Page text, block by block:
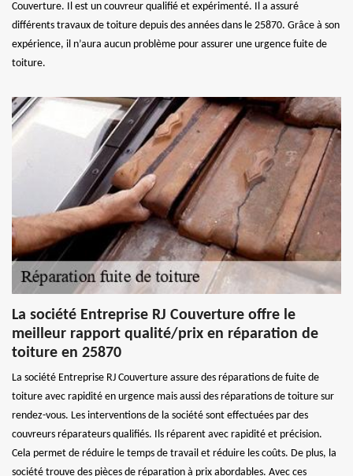
Couverture. Il est un couvreur qualifié et expérimenté. Il a assuré
différents travaux de toiture depuis des années dans le 25870. Grâce à son
expérience, il n’aura aucun problème pour assurer une urgence fuite de
toiture.
La société Entreprise RJ Couverture offre le
meilleur rapport qualité/prix en réparation de
toiture en 25870
La société Entreprise RJ Couverture assure des réparations de fuite de
toiture avec rapidité en urgence mais aussi des réparations de toiture sur
rendez-vous. Les interventions de la société sont effectuées par des
couvreurs réparateurs qualifiés. Ils réparent avec rapidité et précision.
Cela permet de réduire le temps de travail et réduire les coûts. De plus, la
société trouve des pièces de réparation à prix abordables. Avec ces